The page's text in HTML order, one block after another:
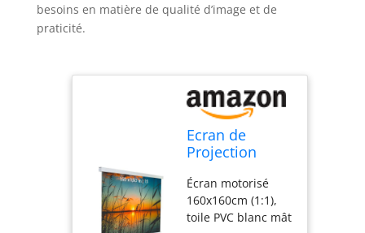
besoins en matière de qualité d’image et de
praticité.
Ecran de
Projection
1,60m - Format
1:1 - Toile
Blanche
Écran motorisé
160x160cm (1:1),
toile PVC blanc mât